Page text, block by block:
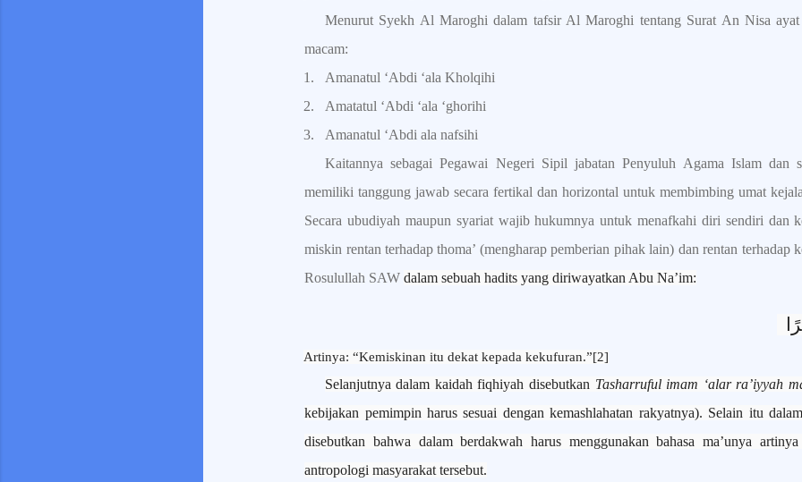
Menurut Syekh Al Maroghi dalam tafsir Al Maroghi tentang Surat An Nisa
macam:
1.
Amanatul ‘Abdi ‘ala Kholqihi
2.
Amatatul ‘Abdi ‘ala ‘ghorihi
3.
Amanatul ‘Abdi ala nafsihi
Kaitannya sebagai Pegawai Negeri Sipil jabatan Penyuluh Agama Islam dan
memiliki tanggung jawab secara fertikal dan horizontal untuk membimbing umat
Secara ubudiyah maupun syariat wajib hukumnya untuk menafkahi diri sendiri dan
miskin rentan terhadap thoma’ (mengharap pemberian pihak lain) dan rentan terhadap
Rosulullah SAWdalam sebuah hadits yang diriwayatkan Abu Na’im:
Artinya: “Kemiskinan itu dekat kepada kekufuran.”[2]
Selanjutnya dalam kaidah fiqhiyah disebutkan Tasharruful imam ‘alar ra’iyyah
kebijakan pemimpin harus sesuai dengan kemashlahatan rakyatnya). Selain itu
disebutkan bahwa dalam berdakwah harus menggunakan bahasa ma’unya
antropologi masyarakat tersebut.